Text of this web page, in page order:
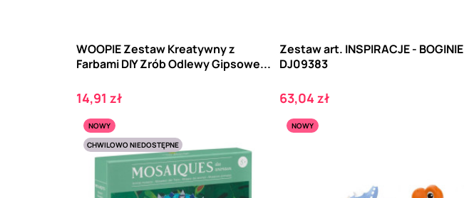
WOOPIE Zestaw Kreatywny z
Farbami DIY Zrób Odlewy Gipsowe...
Cena
14,91 zł
Zestaw art. INSPIRACJE - BOGINIE
DJ09383
Cena
63,04 zł
NOWY
CHWILOWO NIEDOSTĘPNE
NOWY